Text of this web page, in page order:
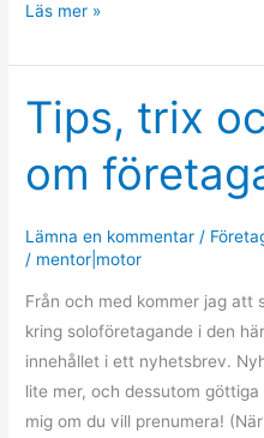
Läs mer »
Tips, trix
om
Lämna en kommentar /
/ mentor|motor
Från och med kommer jag att
kring soloföretagande i den
innehållet i ett nyhetsbrev.
lite mer, och dessutom
mig om du vill prenumera!
Tips,
trix
och
tankar
företagande
del
1